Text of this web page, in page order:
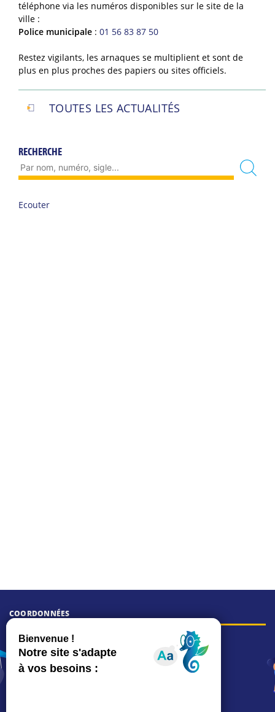
téléphone via les numéros disponibles sur le site de la
ville :
Police municipale : 01 56 83 87 50
Restez vigilants, les arnaques se multiplient et sont de
plus en plus proches des papiers ou sites officiels.
TOUTES LES ACTUALITÉS
RECHERCHE
Ecouter
COORDONNÉES
Hôtel de ville
15, rue Charles-Duflos
01 41 19 83 00